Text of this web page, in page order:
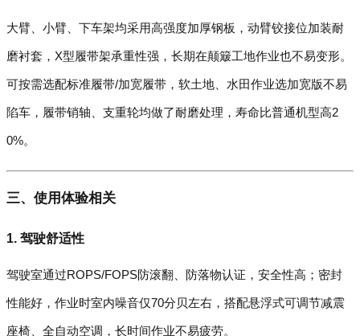
大臂、小臂、下车架均采用高强度加厚钢板，动臂铰接位加装耐
磨衬套，X型履带架承重性强，长期在颠簸工地作业也不易变形。
可按需选配标准履带/加宽履带，软土地、水田作业选加宽版不易
陷车，履带销轴、支重轮均做了耐磨处理，寿命比普通机型高2
0%。
三、使用体验相关
1. 驾驶舒适性
驾驶室通过ROPS/FOPS防滚翻、防落物认证，安全性高；密封
性能好，作业时室内噪音仅70分贝左右，搭配悬浮式可调节减震
座椅、全自动空调，长时间作业不易疲劳。